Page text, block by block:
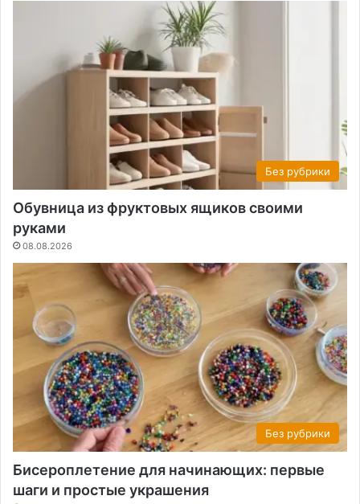
Без рубрики
Обувница из фруктовых ящиков своими
руками
08.08.2026
Без рубрики
Бисероплетение для начинающих: первые
шаги и простые украшения